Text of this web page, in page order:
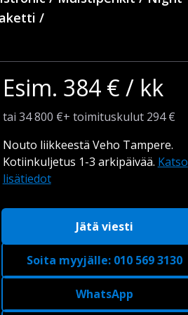
/
Esim. 384 € / kk
tai 34 800 €+ toimituskulut 294 €
Nouto liikkeestä Veho Tampere.
Kotiinkuljetus 1-3 arkipäivää. Katso
lisätiedot
Jätä viesti
Soita myyjälle: 010 569 3130
WhatsApp